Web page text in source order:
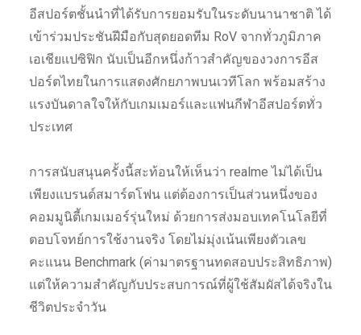
อีสปอร์ตชั้นนำที่ได้รับการยอมรับในระดับนานาชาติ ได้
เข้าร่วมประชันฝีมือกับสุดยอดทีม RoV จากทั่วภูมิภาค
เอเชียแปซิฟิก นับเป็นอีกหนึ่งก้าวสำคัญของวงการอีส
ปอร์ตไทยในการแสดงศักยภาพบนเวทีโลก พร้อมสร้าง
แรงบันดาลใจให้กับเกมเมอร์และแฟนกีฬาอีสปอร์ตทั่ว
ประเทศ
การสนับสนุนครั้งนี้สะท้อนให้เห็นว่า realme ไม่ได้เป็น
เพียงแบรนด์สมาร์ตโฟน แต่ต้องการเป็นส่วนหนึ่งของ
คอมมูนิตี้เกมเมอร์รุ่นใหม่ ด้วยการส่งมอบเทคโนโลยีที่
ตอบโจทย์การใช้งานจริง โดยไม่มุ่งเน้นเพียงตัวเลข
คะแนน Benchmark (ค่ามาตรฐานทดสอบประสิทธิภาพ)
แต่ให้ความสำคัญกับประสบการณ์ที่ผู้ใช้สัมผัสได้จริงใน
ชีวิตประจำวัน